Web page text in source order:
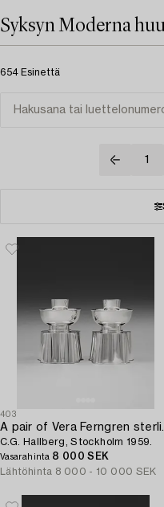
Syksyn Moderna
654 Esinettä
1
403
A pair
C.G. Hallberg, Stockholm 1959.
Vasarahinta 8 000 SEK
Lähtöhinta 8 000 - 10 000 SEK